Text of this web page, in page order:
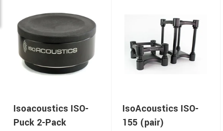
Isoacoustics ISO-
Puck 2-Pack
IsoAcoustics ISO-
155 (pair)